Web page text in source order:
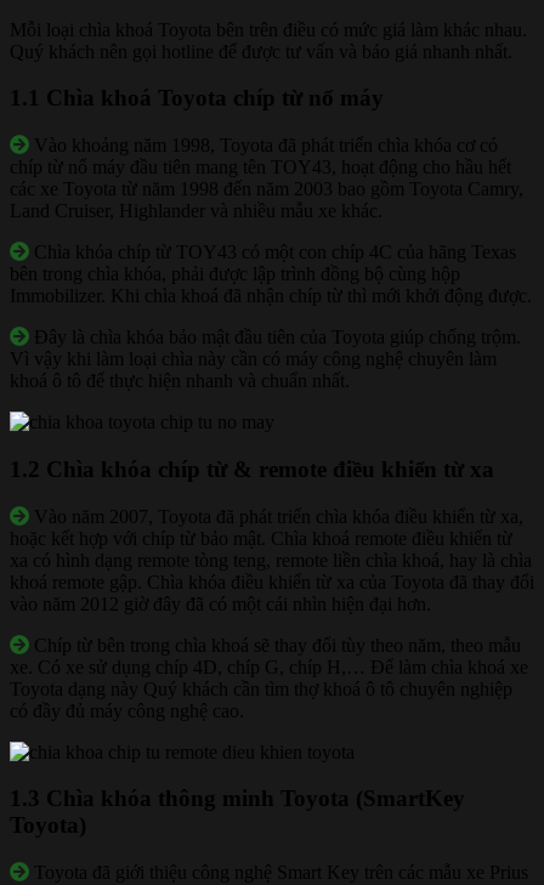
Mỗi loại chìa khoá Toyota bên trên điều có mức giá làm khác nhau.
Quý khách nên gọi hotline để được tư vấn và báo giá nhanh nhất.
1.1 Chìa khoá Toyota chíp từ nổ máy
Vào khoảng năm 1998, Toyota đã phát triển chìa khóa cơ có
chíp từ nổ máy đầu tiên mang tên TOY43, hoạt động cho hầu hết
các xe Toyota từ năm 1998 đến năm 2003 bao gồm Toyota Camry,
Land Cruiser, Highlander và nhiều mẫu xe khác.
Chìa khóa chíp từ TOY43 có một con chíp 4C của hãng Texas
bên trong chìa khóa, phải được lập trình đồng bộ cùng hộp
Immobilizer. Khi chìa khoá đã nhận chíp từ thì mới khởi động được.
Đây là chìa khóa bảo mật đầu tiên của Toyota giúp chống trộm.
Vì vậy khi làm loại chìa này cần có máy công nghệ chuyên làm
khoá ô tô để thực hiện nhanh và chuẩn nhất.
1.2 Chìa khóa chíp từ & remote điều khiển từ xa
Vào năm 2007, Toyota đã phát triển chìa khóa điều khiển từ xa,
hoặc kết hợp với chíp từ bảo mật. Chìa khoá remote điều khiển từ
xa có hình dạng remote tòng teng, remote liền chìa khoá, hay là chìa
khoá remote gập. Chìa khóa điều khiển từ xa của Toyota đã thay đổi
vào năm 2012 giờ đây đã có một cái nhìn hiện đại hơn.
Chíp từ bên trong chìa khoá sẽ thay đổi tùy theo năm, theo mẫu
xe. Có xe sử dụng chíp 4D, chíp G, chíp H,… Để làm chìa khoá xe
Toyota dạng này Quý khách cần tìm thợ khoá ô tô chuyên nghiệp
có đầy đủ máy công nghệ cao.
1.3 Chìa khóa thông minh Toyota (SmartKey
Toyota)
Toyota đã giới thiệu công nghệ Smart Key trên các mẫu xe Prius